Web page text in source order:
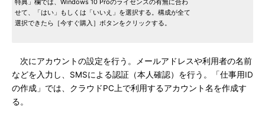
特典」欄では、Windows 10 Proのライセンスの有無に合わ
せて、「はい」もしくは「いいえ」を選択する。構成が全て
選択できたら［今すぐ購入］ボタンをクリックする。
次にアカウントの設定を行う。メールアドレスや利用者の名前
などを入力し、SMSによる認証（本人確認）を行う。「仕事用ID
の作成」では、クラウドPC上で利用するアカウント名を作成す
る。